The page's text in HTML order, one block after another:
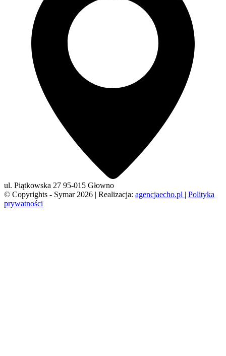
ul. Piątkowska 27 95-015 Głowno
© Copyrights - Symar 2026 | Realizacja: agencjaecho.pl | Polityka
prywatności